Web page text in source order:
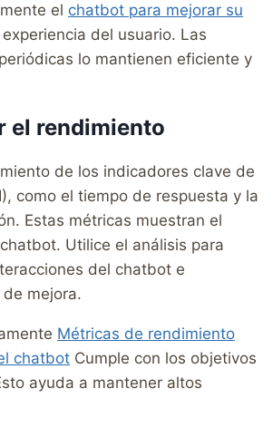
el chatbot para mejorar su
del usuario. Las
lo mantienen eficiente y
el rendimiento
de los indicadores clave de
como el tiempo de respuesta y la
Estas métricas muestran el
Utilice el análisis para
del chatbot e
mejora.
Métricas de rendimiento
chatbot Cumple con los objetivos
ayuda a mantener altos